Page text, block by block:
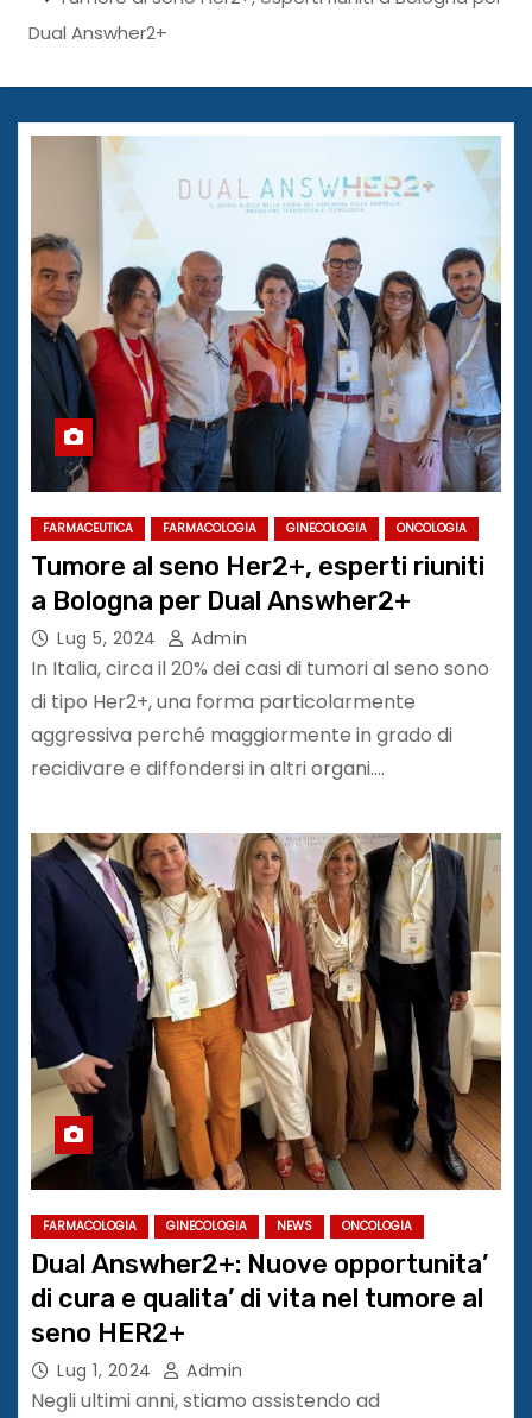
Dual Answher2+
FARMACEUTICA FARMACOLOGIA GINECOLOGIA ONCOLOGIA
Tumore al seno Her2+, esperti riuniti
a Bologna per Dual Answher2+
Lug 5, 2024 Admin
In Italia, circa il 20% dei casi di tumori al seno sono
di tipo Her2+, una forma particolarmente
aggressiva perché maggiormente in grado di
recidivare e diffondersi in altri organi.…
FARMACOLOGIA GINECOLOGIA NEWS ONCOLOGIA
Dual Answher2+: Nuove opportunita’
di cura e qualita’ di vita nel tumore al
seno HER2+
Lug 1, 2024 Admin
Negli ultimi anni, stiamo assistendo ad